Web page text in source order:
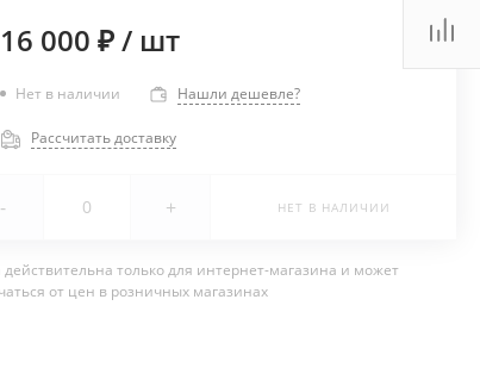
16 000 ₽/ шт
Нет в наличии Нашли дешевле?
Рассчитать доставку
- + НЕТ В НАЛИЧИИ
только для интернет-магазина и может
от цен в розничных магазинах